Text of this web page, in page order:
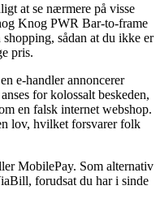
at se nærmere på visse
Knog PWR Bar-to-frame
sådan at du ikke er
pris.
e-handler annoncerer
for kolossalt beskeden,
en falsk internet webshop.
lov, hvilket forsvarer folk
MobilePay. Som alternativ
forudsat du har i sinde